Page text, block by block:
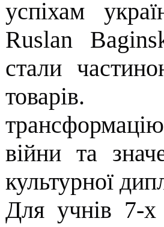
успіхам
Ruslan
стали
товарів.
війни та
культурної
Для учнів 7-х